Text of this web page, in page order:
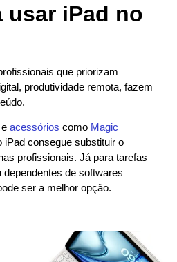
usar iPad no
que priorizam
produtividade remota, fazem
acessórios como Magic
iPad consegue substituir o
profissionais. Já para tarefas
de softwares
ser a melhor opção.